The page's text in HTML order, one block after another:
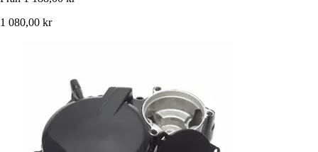
1 080,00 kr